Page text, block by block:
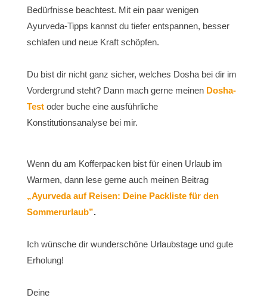
Bedürfnisse beachtest. Mit ein paar wenigen
Ayurveda-Tipps kannst du tiefer entspannen, besser
schlafen und neue Kraft schöpfen.
Du bist dir nicht ganz sicher, welches Dosha bei dir im
Vordergrund steht? Dann mach gerne meinen Dosha-
Testoder buche eine ausführliche
Konstitutionsanalyse bei mir.
Wenn du am Kofferpacken bist für einen Urlaub im
Warmen, dann lese gerne auch meinen Beitrag
„Ayurveda auf Reisen: Deine Packliste für den
Sommerurlaub”.
Ich wünsche dir wunderschöne Urlaubstage und gute
Erholung!
Deine